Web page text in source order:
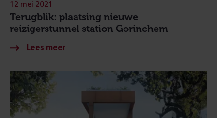
Terugblik: plaatsing nieuwe
reizigerstunnel station Gorinchem
12 mei 2021